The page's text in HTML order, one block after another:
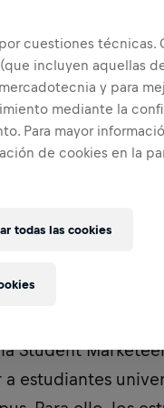
del mundo.
de marca y
Student
estudiantes
cuestiones técnicas.
incluyen aquellas
y para
mediante la
Para mayor
de cookies en la
todas las cookies